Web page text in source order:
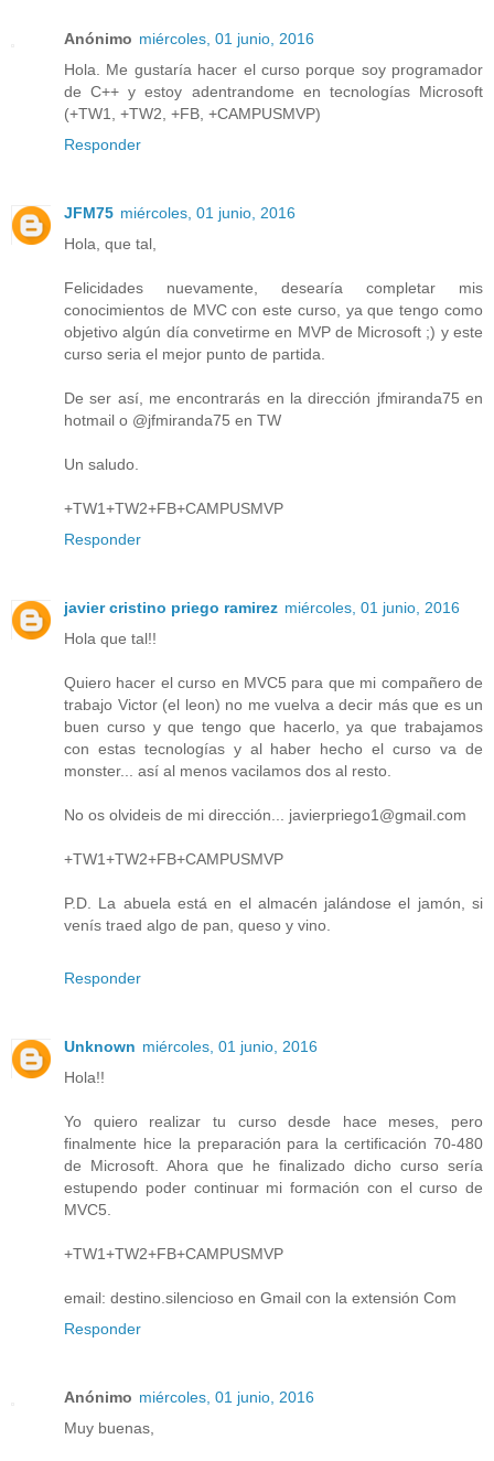
Anónimo miércoles, 01 junio, 2016
Hola. Me gustaría hacer el curso porque soy programador
de C++ y estoy adentrandome en tecnologías Microsoft
(+TW1, +TW2, +FB, +CAMPUSMVP)
Responder
JFM75 miércoles, 01 junio, 2016
Hola, que tal,
Felicidades nuevamente, desearía completar mis
conocimientos de MVC con este curso, ya que tengo como
objetivo algún día convetirme en MVP de Microsoft ;) y este
curso seria el mejor punto de partida.
De ser así, me encontrarás en la dirección jfmiranda75 en
hotmail o @jfmiranda75 en TW
Un saludo.
+TW1+TW2+FB+CAMPUSMVP
Responder
javier cristino priego ramirez miércoles, 01 junio, 2016
Hola que tal!!
Quiero hacer el curso en MVC5 para que mi compañero de
trabajo Victor (el leon) no me vuelva a decir más que es un
buen curso y que tengo que hacerlo, ya que trabajamos
con estas tecnologías y al haber hecho el curso va de
monster... así al menos vacilamos dos al resto.
No os olvideis de mi dirección... javierpriego1@gmail.com
+TW1+TW2+FB+CAMPUSMVP
P.D. La abuela está en el almacén jalándose el jamón, si
venís traed algo de pan, queso y vino.
Responder
Unknown miércoles, 01 junio, 2016
Hola!!
Yo quiero realizar tu curso desde hace meses, pero
finalmente hice la preparación para la certificación 70-480
de Microsoft. Ahora que he finalizado dicho curso sería
estupendo poder continuar mi formación con el curso de
MVC5.
+TW1+TW2+FB+CAMPUSMVP
email: destino.silencioso en Gmail con la extensión Com
Responder
Anónimo miércoles, 01 junio, 2016
Muy buenas,